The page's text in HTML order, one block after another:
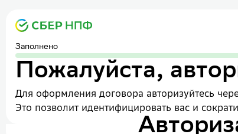
Заполнено
Пожалуйста,
Для оформления договора авторизуйтесь
Это позволит идентифицировать вас и